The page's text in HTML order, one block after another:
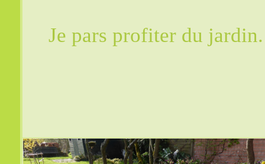
Je pars profiter du jardin.